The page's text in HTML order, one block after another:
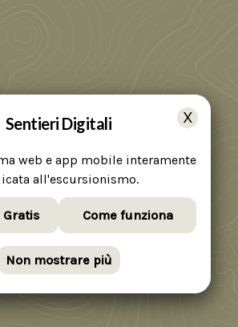
Sentieri Digitali
web e app mobile interamente
all'escursionismo.
Come funziona
Non mostrare più